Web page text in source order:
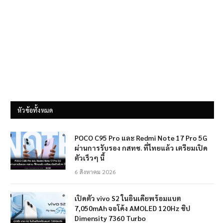
หัวข้อทั้งหมด
POCO C95 Pro และ Redmi Note 17 Pro 5G
ผ่านการรับรอง กสทช. ที่ไทยแล้ว เตรียมเปิด
ตัวเร็วๆ นี้
6 สิงหาคม 2026
เปิดตัว vivo S2 ในอินเดียพร้อมแบต
7,050mAh จอโค้ง AMOLED 120Hz ชิป
Dimensity 7360 Turbo